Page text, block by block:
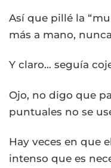
Así que pillé la
más a mano,
Y claro… seguía
Ojo, no digo que
puntuales no se
Hay veces en que
intenso que es